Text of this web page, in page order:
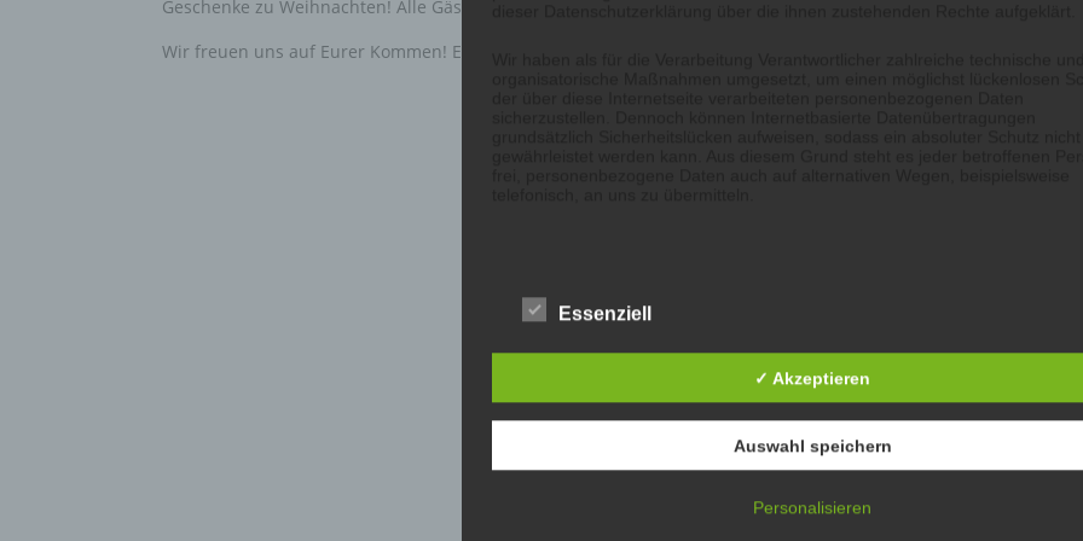
Geschenke zu Weihnachten! Alle Gäste werden von uns mit Punsch und Waffeln bewirtet.
Wir freuen uns auf Eurer Kommen! Eure BS
Die Datenschutzerklärung beruht auf den Begrifflichkeiten, die durch den
Grundverordnung (DS-GVO) verwendet wurden. Unsere
sowohl für die Öffentlichkeit als auch für unsere Kunden und Geschäftspartner
einfach lesbar und verständlich sein. Um dies zu gewährleisten, möchten wir
die verwendeten Begrifflichkeiten erläutern.
Wir verwenden in dieser Datenschutzerklärung unter anderem die folgenden
Begriffe:
Essenziell
✓ Akzeptieren
Auswahl speichern
Personalisieren